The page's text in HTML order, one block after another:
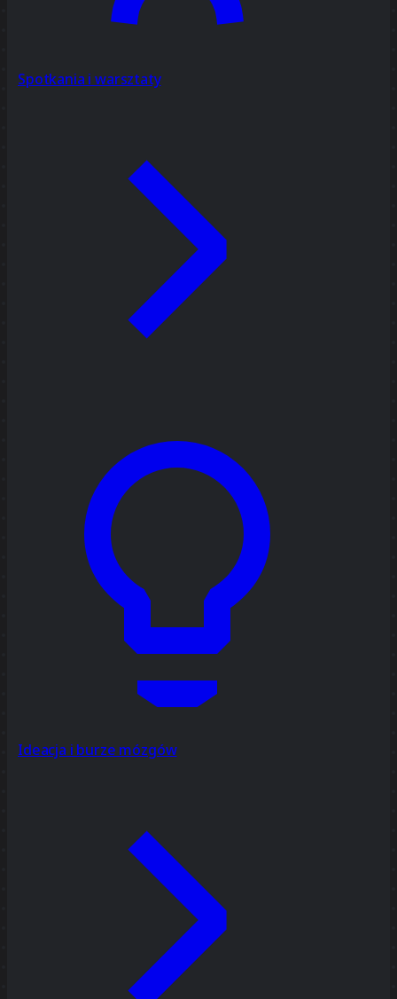
Spotkania i warsztaty
Ideacja i burze mózgów